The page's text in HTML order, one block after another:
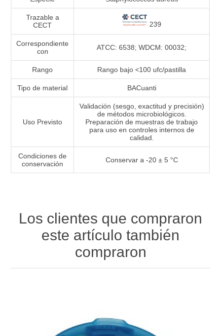
Trazable a
CECT
239
Correspondiente
con
ATCC: 6538; WDCM: 00032;
Rango Rango bajo <100 ufc/pastilla
Tipo de material BACuanti
Uso Previsto
Validación (sesgo, exactitud y precisión)
de métodos microbiológicos.
Preparación de muestras de trabajo
para uso en controles internos de
calidad.
Condiciones de
conservación
Conservar a -20 ± 5 °C
Los clientes que compraron
este artículo también
compraron